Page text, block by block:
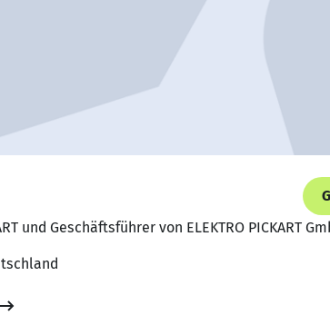
und Geschäftsführer von ELEKTRO PICKART